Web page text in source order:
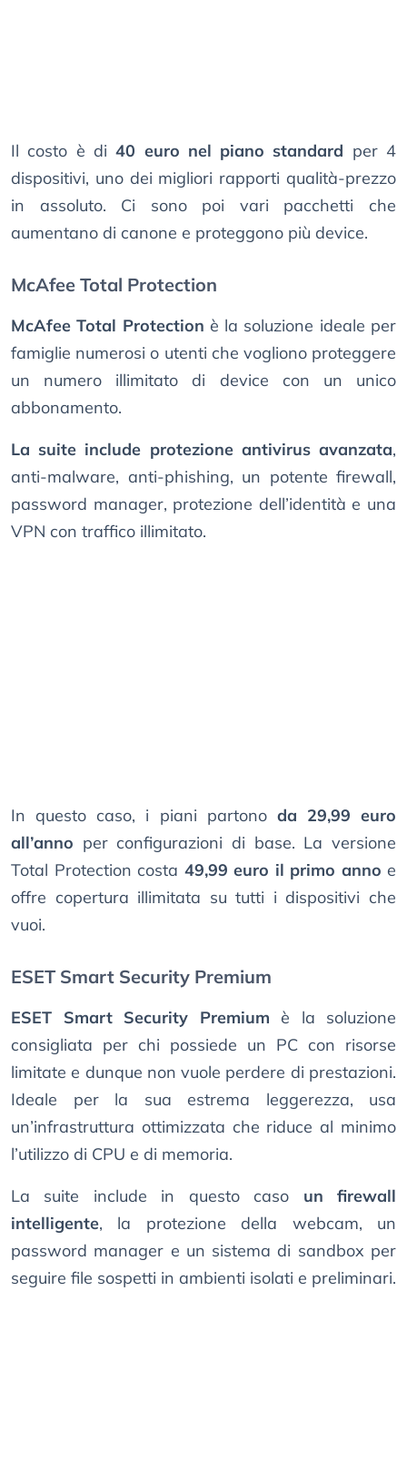
Il costo è di40 euro nel piano standard per 4
dispositivi, uno dei migliori rapporti qualità-prezzo
in assoluto. Ci sono poi vari pacchetti che
aumentano di canone e proteggono più device.
McAfee Total Protection
McAfee Total Protection è la soluzione ideale per
famiglie numerosi o utenti che vogliono proteggere
un numero illimitato di device con un unico
abbonamento.
La suite include protezione antivirus avanzata,
anti-malware, anti-phishing, un potente firewall,
password manager, protezione dell’identità e una
VPN con traffico illimitato.
In questo caso, i piani partono da 29,99 euro
all’anno per configurazioni di base. La versione
Total Protection costa 49,99 euro il primo anno e
offre copertura illimitata su tutti i dispositivi che
vuoi.
ESET Smart Security Premium
ESET Smart Security Premium è la soluzione
consigliata per chi possiede un PC con risorse
limitate e dunque non vuole perdere di prestazioni.
Ideale per la sua estrema leggerezza, usa
un’infrastruttura ottimizzata che riduce al minimo
l’utilizzo di CPU e di memoria.
La suite include in questo caso un firewall
intelligente, la protezione della webcam, un
password manager e un sistema di sandbox per
seguire file sospetti in ambienti isolati e preliminari.